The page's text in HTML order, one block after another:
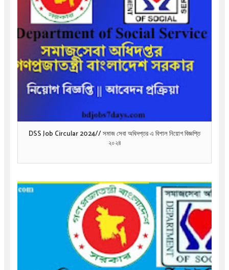
DSS Job Circular 2024// সমাজ সেবা অধিদপ্তর এ বিশাল নিয়োগ বিজ্ঞপ্তি
২০২৪